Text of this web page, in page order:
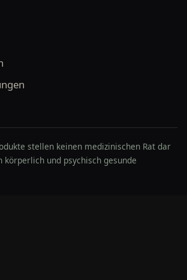
stellen keinen medizinischen Rat dar
körperlich und psychisch gesunde